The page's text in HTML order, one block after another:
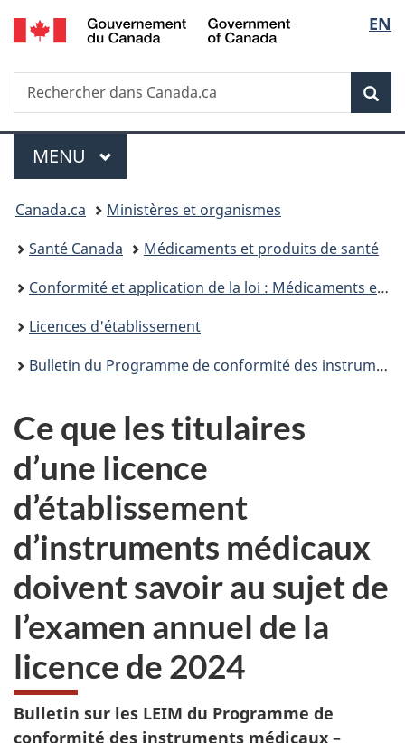
Passer
au
principal
Passer
à
Au
du
Passer
à
version
simplifiée
de
la
EN
Recherche
Rechercher
dans
Menu
MENU PRINCIPAL
Vous
êtes
ici :
Canada.ca
Ministères et organismes
Santé Canada
Médicaments et produits de santé
Conformité et application de la loi : Médicaments et produits de santé
Licences d'établissement
Bulletin du Programme de conformité des instruments médicaux
Ce que les titulaires
d’une licence
d’établissement
d’instruments médicaux
doivent savoir au sujet de
l’examen annuel de la
licence de 2024
Bulletin sur les LEIM du Programme de
conformité des instruments médicaux –